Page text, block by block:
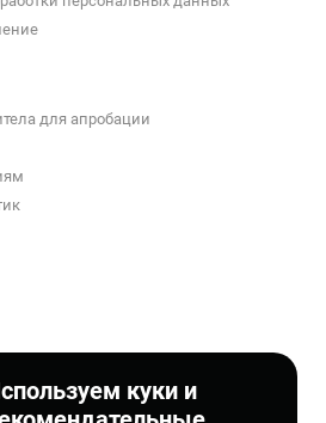
куки и
для апробации